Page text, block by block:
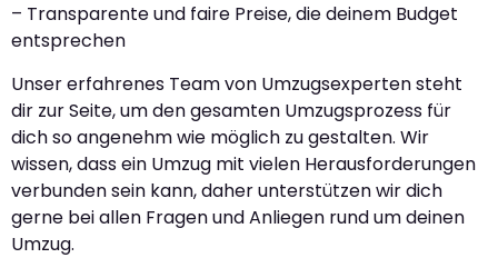
– Transparente und faire Preise, die deinem Budget
entsprechen
Unser erfahrenes Team von Umzugsexperten steht
dir zur Seite, um den gesamten Umzugsprozess für
dich so angenehm wie möglich zu gestalten. Wir
wissen, dass ein Umzug mit vielen Herausforderungen
verbunden sein kann, daher unterstützen wir dich
gerne bei allen Fragen und Anliegen rund um deinen
Umzug.